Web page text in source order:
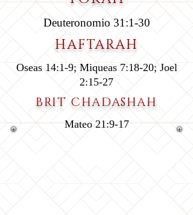
Deuteronomio 31:1-30
HAFTARAH
Oseas 14:1-9; Miqueas 7:18-20; Joel
2:15-27
BRIT CHADASHAH
Mateo 21:9-17